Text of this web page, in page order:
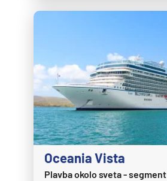
Oceania Vista
Plavba okolo sveta - segment